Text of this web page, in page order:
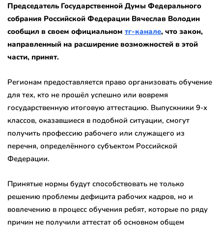
Председатель Государственной Думы Федерального
собрания Российской Федерации Вячеслав Володин
сообщил в своем официальном тг-канале, что закон,
направленный на расширение возможностей в этой
части, принят.
Регионам предоставляется право организовать обучение
для тех, кто не прошёл успешно или вовремя
государственную итоговую аттестацию. Выпускники 9-х
классов, оказавшиеся в подобной ситуации, смогут
получить профессию рабочего или служащего из
перечня, определённого субъектом Российской
Федерации.
Принятые нормы будут способствовать не только
решению проблемы дефицита рабочих кадров, но и
вовлечению в процесс обучения ребят, которые по ряду
причин не получили аттестат об основном общем